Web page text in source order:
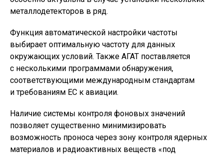
металлодетекторов в ряд.
Функция автоматической настройки частоты
выбирает оптимальную частоту для данных
окружающих условий. Также АГАТ поставляется
с несколькими программами обнаружения,
соответствующими международным стандартам
и требованиям ЕС к авиации.
Наличие системы контроля фоновых значений
позволяет существенно минимизировать
возможность проноса через зону контроля ядерных
материалов и радиоактивных веществ «под